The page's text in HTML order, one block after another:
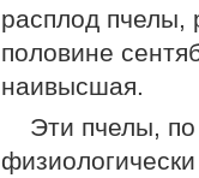
расплод пчелы,
половине
наивысшая.
Эти пчелы,